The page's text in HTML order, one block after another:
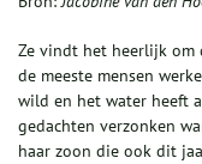
Ze vindt het heerlijk om
de meeste mensen
wild en het water heeft
gedachten verzonken
haar zoon die ook dit